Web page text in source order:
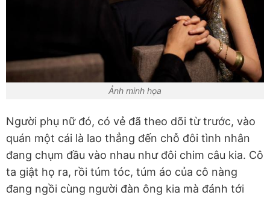
Ảnh minh họa
Người phụ nữ đó, có vẻ đã theo dõi từ trước, vào
quán một cái là lao thẳng đến chỗ đôi tình nhân
đang chụm đầu vào nhau như đôi chim câu kia. Cô
ta giật họ ra, rồi túm tóc, túm áo của cô nàng
đang ngồi cùng người đàn ông kia mà đánh tới